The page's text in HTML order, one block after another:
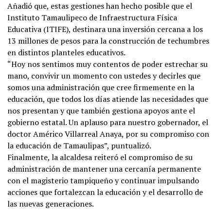
Añadió que, estas gestiones han hecho posible que el
Instituto Tamaulipeco de Infraestructura Física
Educativa (ITIFE), destinara una inversión cercana a los
13 millones de pesos para la construcción de techumbres
en distintos planteles educativos.
“Hoy nos sentimos muy contentos de poder estrechar su
mano, convivir un momento con ustedes y decirles que
somos una administración que cree firmemente en la
educación, que todos los días atiende las necesidades que
nos presentan y que también gestiona apoyos ante el
gobierno estatal. Un aplauso para nuestro gobernador, el
doctor Américo Villarreal Anaya, por su compromiso con
la educación de Tamaulipas”, puntualizó.
Finalmente, la alcaldesa reiteró el compromiso de su
administración de mantener una cercanía permanente
con el magisterio tampiqueño y continuar impulsando
acciones que fortalezcan la educación y el desarrollo de
las nuevas generaciones.